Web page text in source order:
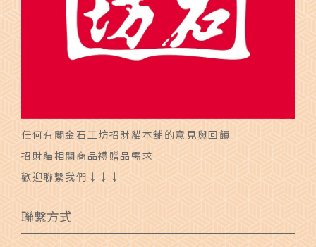
任何有關金石工坊招財貓本舖的意見與回饋
招財貓相關商品禮贈品需求
歡迎聯繫我們↓↓↓
聯繫方式